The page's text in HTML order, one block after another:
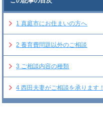
1 真庭市にお住まいの方へ
2 養育費問題以外のご相談
3 ご相談内容の種類
4 西田夫妻がご相談を承ります！